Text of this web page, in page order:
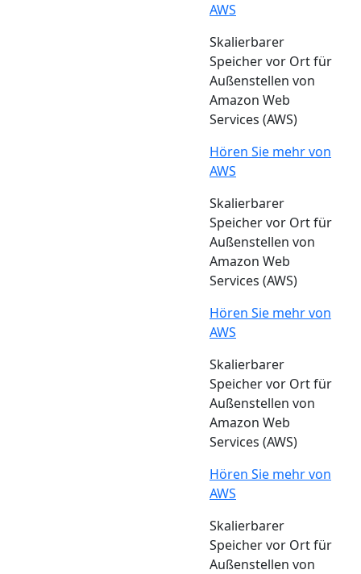
AWS
Skalierbarer
Speicher vor Ort für
Außenstellen von
Amazon Web
Services (AWS)
Hören Sie mehr von
AWS
Skalierbarer
Speicher vor Ort für
Außenstellen von
Amazon Web
Services (AWS)
Hören Sie mehr von
AWS
Skalierbarer
Speicher vor Ort für
Außenstellen von
Amazon Web
Services (AWS)
Hören Sie mehr von
AWS
Skalierbarer
Speicher vor Ort für
Außenstellen von